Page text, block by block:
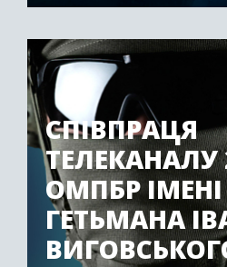
СПІВПРАЦЯ
ТЕЛЕКАНАЛУ
ОМПБР ІМЕНІ
ГЕТЬМАНА